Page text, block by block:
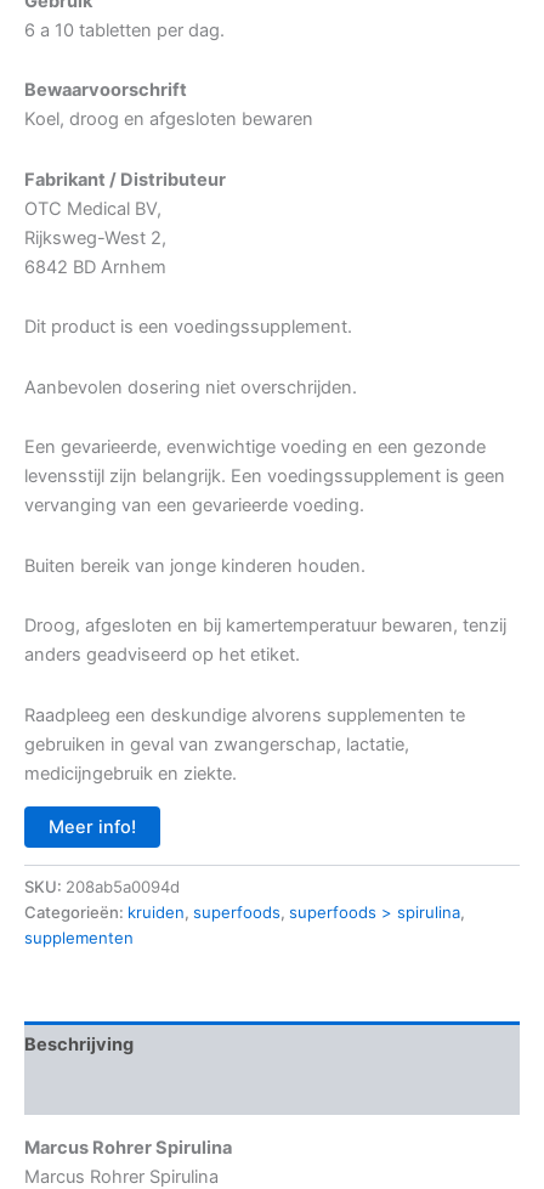
6 a 10 tabletten per dag.
Bewaarvoorschrift
Koel, droog en afgesloten bewaren
Fabrikant / Distributeur
OTC Medical BV,
Rijksweg-West 2,
6842 BD Arnhem
Dit product is een voedingssupplement.
Aanbevolen dosering niet overschrijden.
Een gevarieerde, evenwichtige voeding en een gezonde
levensstijl zijn belangrijk. Een voedingssupplement is geen
vervanging van een gevarieerde voeding.
Buiten bereik van jonge kinderen houden.
Droog, afgesloten en bij kamertemperatuur bewaren, tenzij
anders geadviseerd op het etiket.
Raadpleeg een deskundige alvorens supplementen te
gebruiken in geval van zwangerschap, lactatie,
medicijngebruik en ziekte.
Meer info!
SKU: 208ab5a0094d
Categorieën: kruiden, superfoods, superfoods > spirulina,
supplementen
Beschrijving
Marcus Rohrer Spirulina
Marcus Rohrer Spirulina